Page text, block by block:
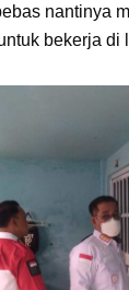
nantinya
bekerja di